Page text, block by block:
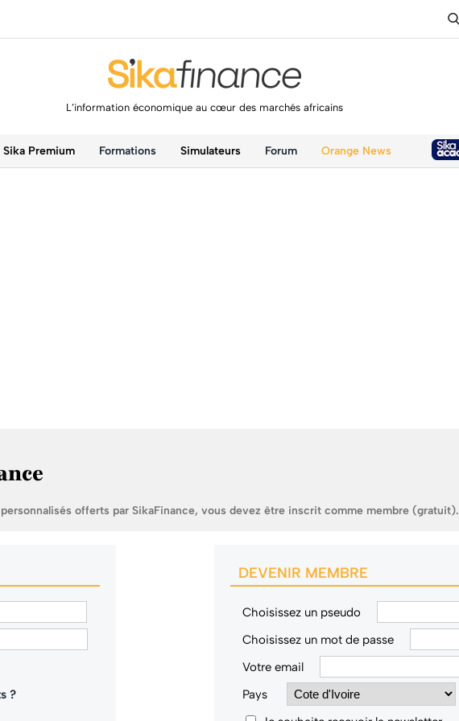
L’information économique au cœur des marchés africains
Sika Premium Formations Simulateurs Forum Orange News
offerts par SikaFinance, vous devez être inscrit comme membre (gratuit).
?
DEVENIR MEMBRE
Choisissez un pseudo
Choisissez un mot de passe
Votre email
Pays